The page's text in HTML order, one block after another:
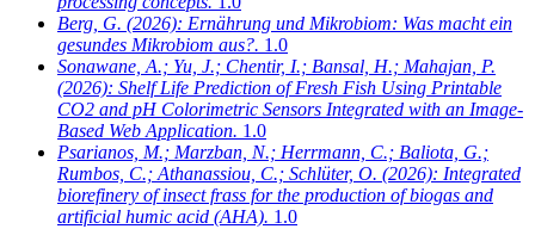
Berg, G. (2026): Ernährung und Mikrobiom: Was macht ein
gesundes Mikrobiom aus?. 1.0
Sonawane, A.; Yu, J.; Chentir, I.; Bansal, H.; Mahajan, P.
(2026): Shelf Life Prediction of Fresh Fish Using Printable
CO2 and pH Colorimetric Sensors Integrated with an Image-
Based Web Application. 1.0
Psarianos, M.; Marzban, N.; Herrmann, C.; Baliota, G.;
Rumbos, C.; Athanassiou, C.; Schlüter, O. (2026): Integrated
biorefinery of insect frass for the production of biogas and
artificial humic acid (AHA). 1.0